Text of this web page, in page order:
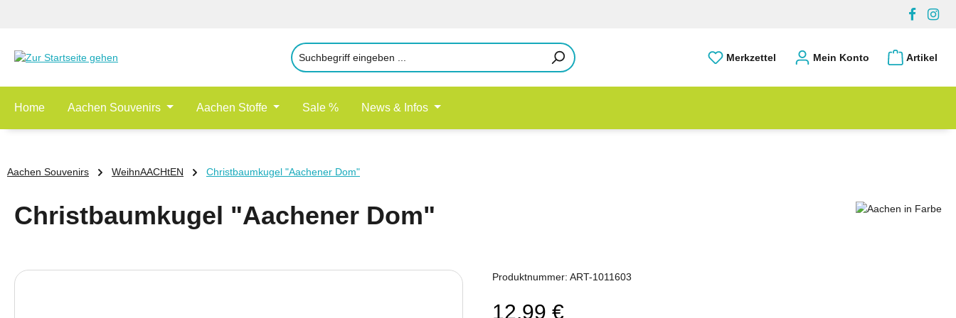
Merkzettel Mein Konto Artikel
Home Aachen Souvenirs Aachen Stoffe Sale % News & Infos
Aachen Souvenirs WeihnAACHtEN Christbaumkugel "Aachener Dom"
Christbaumkugel "Aachener Dom"
Bildergalerie überspringen Produktnummer: ART-1011603
12,99 €